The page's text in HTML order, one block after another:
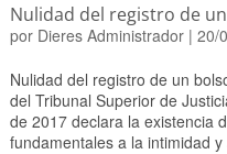
Nulidad del registro de
por Dieres Administrador| 20/
Nulidad del registro de un
del Tribunal Superior de
de 2017 declara la existencia
fundamentales a la intimidad